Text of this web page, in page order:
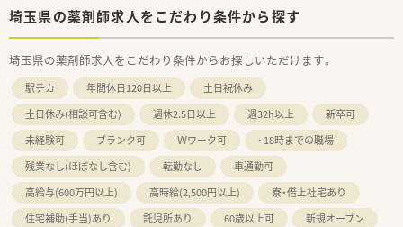
埼玉県の薬剤師求人をこだわり条件から探す
埼玉県の薬剤師求人をこだわり条件からお探しいただけます。
駅チカ 年間休日120日以上
土日祝休み
土日休み(相談可含む)
週休2.5日以上 週32h以上
新卒可
未経験可
ブランク可 Ｗワーク可
~18時までの職場
残業なし(ほぼなし含む)
転勤なし
車通勤可
高給与(600万円以上)
高時給(2,500円以上)
寮・借上社宅あり
住宅補助(手当)あり
託児所あり 60歳以上可
新規オープン